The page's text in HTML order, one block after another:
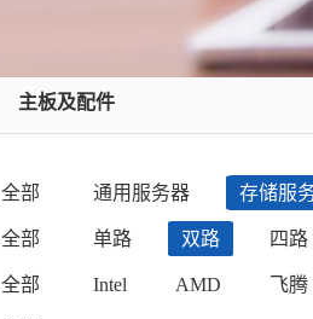
主板及配件
全部 通用服务器 存储服
全部 单路 双路 四路
全部 Intel AMD 飞腾